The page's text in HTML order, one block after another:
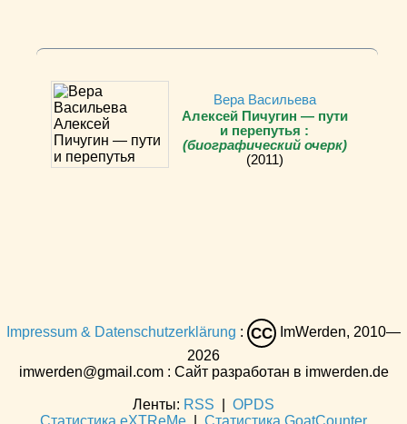
Вера Васильева
Алексей Пичугин — пути
и перепутья :
(биографический очерк)
(2011)
Impressum & Datenschutzerklärung : CC
ImWerden, 2010—
2026
imwerden@gmail.com : Сайт разработан в imwerden.de
Ленты: RSS
OPDS